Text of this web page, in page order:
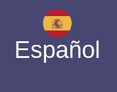
Español